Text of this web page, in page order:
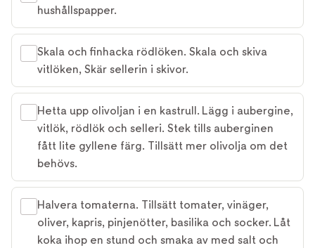
hushållspapper.
Skala och finhacka rödlöken. Skala och skiva
vitlöken, Skär sellerin i skivor.
Hetta upp olivoljan i en kastrull. Lägg i aubergine,
vitlök, rödlök och selleri. Stek tills auberginen
fått lite gyllene färg. Tillsätt mer olivolja om det
behövs.
Halvera tomaterna. Tillsätt tomater, vinäger,
oliver, kapris, pinjenötter, basilika och socker. Låt
koka ihop en stund och smaka av med salt och